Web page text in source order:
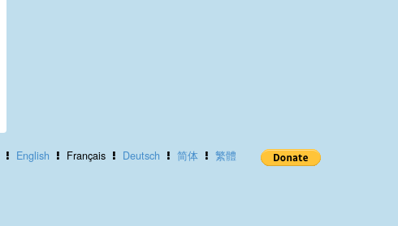
English Français Deutsch 简体 繁體